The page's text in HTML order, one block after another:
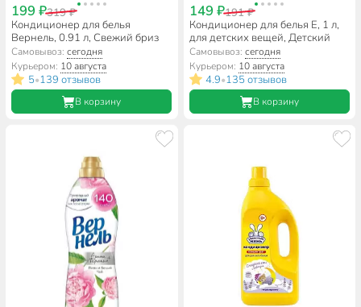
199 ₽319 ₽
Кондиционер для белья
Вернель, 0.91 л, Свежий бриз
Самовывоз:сегодня
Курьером: 10 августа
5•139 отзывов
В корзину
149 ₽191 ₽
Кондиционер для белья E, 1 л,
для детских вещей, Детский
Самовывоз: сегодня
Курьером: 10 августа
4.9•135 отзывов
В корзину